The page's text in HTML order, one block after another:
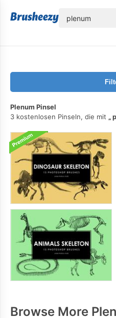
Plenum Pinsel
3 kostenlosen Pinseln, die mit
Browse More